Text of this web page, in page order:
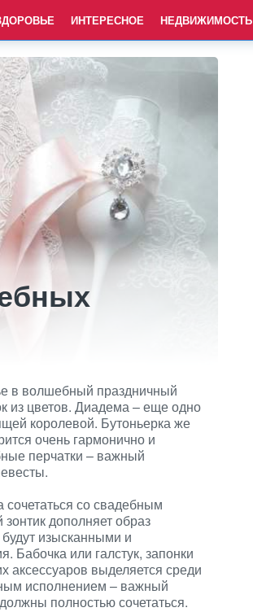
ИНТЕРЕСНОЕ НЕДВИЖИМОСТЬ
в волшебный праздничный
из цветов. Диадема – еще одно
королевой. Бутоньерка же
очень гармонично и
перчатки – важный
со свадебным
дополняет образ
изысканными и
Бабочка или галстук, запонки
аксессуаров выделяется среди
исполнением – важный
полностью сочетаться.